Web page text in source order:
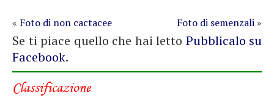
Foto di semenzali »
« Foto di non cactacee
Se ti piace quello che hai letto Pubblicalo su
Facebook.
Classificazione